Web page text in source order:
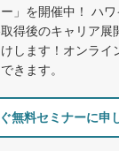
ー」を開催中！ ハ
得後のキャリア展
します！オンライ
きます。
無料セミナーに申